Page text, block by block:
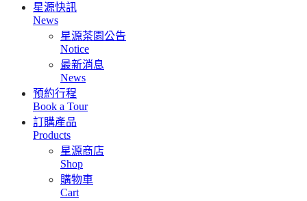
星源快訊
News
星源茶園公告
Notice
最新消息
News
預約行程
Book a Tour
訂購產品
Products
星源商店
Shop
購物車
Cart